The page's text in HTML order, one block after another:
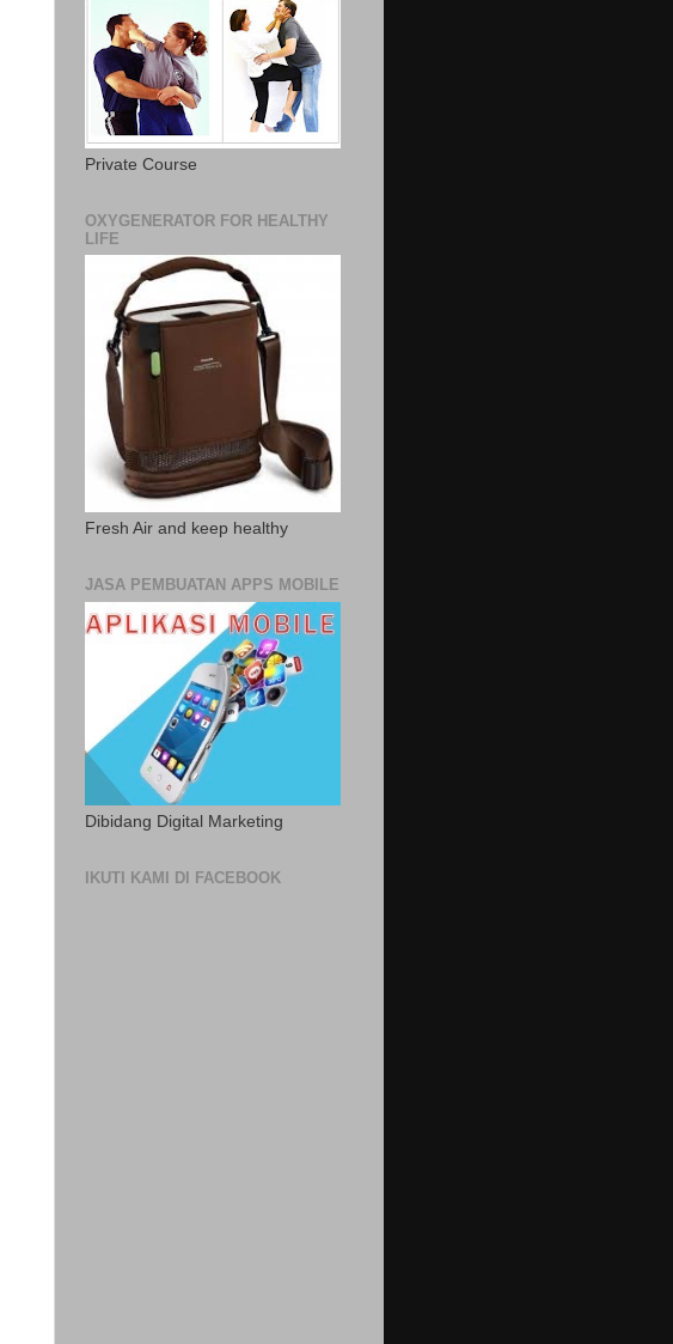
Private Course
OXYGENERATOR FOR HEALTHY
LIFE
Fresh Air and keep healthy
JASA PEMBUATAN APPS MOBILE
Dibidang Digital Marketing
IKUTI KAMI DI FACEBOOK